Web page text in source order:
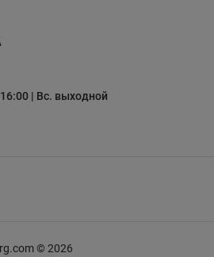
| Вс. выходной
© 2026